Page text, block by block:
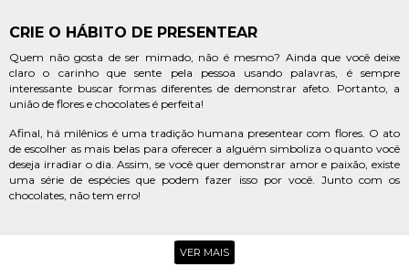
CRIE O HÁBITO DE PRESENTEAR
Quem não gosta de ser mimado, não é mesmo? Ainda que você deixe
claro o carinho que sente pela pessoa usando palavras, é sempre
interessante buscar formas diferentes de demonstrar afeto. Portanto, a
união de flores e chocolates é perfeita!
Afinal, há milênios é uma tradição humana presentear com flores. O ato
de escolher as mais belas para oferecer a alguém simboliza o quanto você
deseja irradiar o dia. Assim, se você quer demonstrar amor e paixão, existe
uma série de espécies que podem fazer isso por você. Junto com os
chocolates, não tem erro!
ENCONTRE PRESENTES PARA QUEM AMA
CHOCOLATE E FLORESVER MAIS